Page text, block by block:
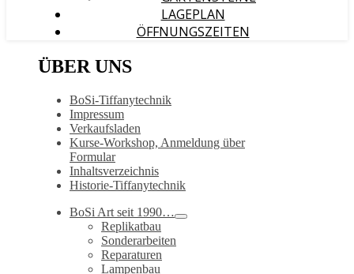
LAGEPLAN
ÖFFNUNGSZEITEN
ÜBER UNS
BoSi-Tiffanytechnik
Impressum
Verkaufsladen
Kurse-Workshop, Anmeldung über
Formular
Inhaltsverzeichnis
Historie-Tiffanytechnik
BoSi Art seit 1990…
Replikatbau
Sonderarbeiten
Reparaturen
Lampenbau